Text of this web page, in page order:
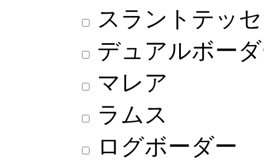
スラントテッ
デュアルボー
マレア
ラムス
ログボーダー